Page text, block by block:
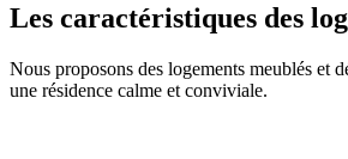
Les caractéristiques des
Nous proposons des logements meublés et
une résidence calme et conviviale.